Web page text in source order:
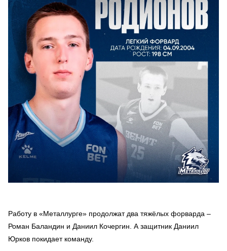
Работу в «Металлурге» продолжат два тяжёлых форварда –
Роман Баландин и Даниил Кочергин. А защитник Даниил
Юрков покидает команду.